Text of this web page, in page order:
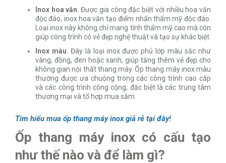
Inox hoa văn: Được gia công đặc biệt với nhiều hoa văn
độc đáo, inox hoa văn tạo điểm nhấn thẩm mỹ độc đáo.
Loại inox này không chỉ mang tính thẩm mỹ cao mà còn
giúp công trình có vẻ đẹp nghệ thuật và tạo sự khác biệt.
Inox màu: Đây là loại inox được phủ lớp màu sắc như
vàng, đồng, đen hoặc xanh, giúp tăng thêm vẻ đẹp cho
không gian nội thất thang máy. Ốp thang máy inox màu
thường được ưa chuộng trong các công trình cao cấp
và các công trình công cộng, đặc biệt là các trung tâm
thương mại và tổ hợp mua sắm.
Tìm hiểu mua ốp thang máy inox giả rẻ tại đây!
Ốp thang máy inox có cấu tạo
như thế nào và để làm gì?